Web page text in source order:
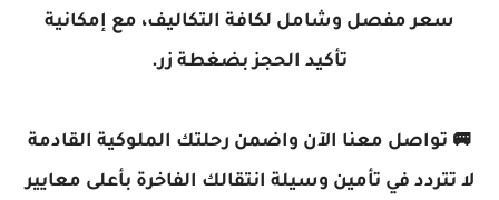
سعر مفصل وشامل لكافة التكاليف، مع إمكانية
تأكيد الحجز بضغطة زر.
🚐 تواصل معنا الآن واضمن رحلتك الملوكية القادمة
لا تتردد في تأمين وسيلة انتقالك الفاخرة بأعلى معايير